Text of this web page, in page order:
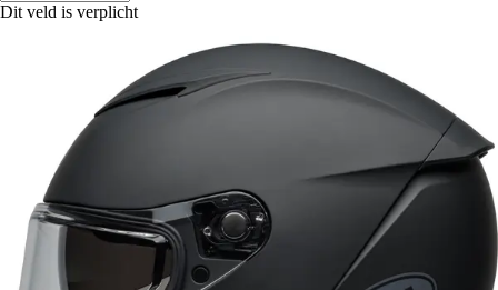
Dit veld is verplicht